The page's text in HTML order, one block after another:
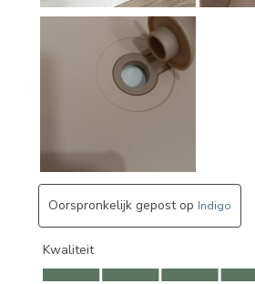
Oorspronkelijk gepost op Indigo
Kwaliteit
Kwaliteit, 5.0 van 5